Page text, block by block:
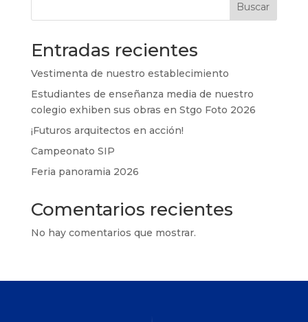
Buscar
Entradas recientes
Vestimenta de nuestro establecimiento
Estudiantes de enseñanza media de nuestro
colegio exhiben sus obras en Stgo Foto 2026
¡Futuros arquitectos en acción!
Campeonato SIP
Feria panoramia 2026
Comentarios recientes
No hay comentarios que mostrar.